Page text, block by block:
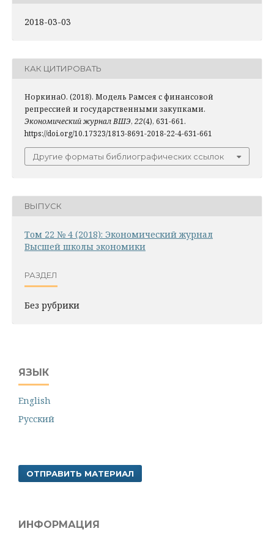
2018-03-03
КАК ЦИТИРОВАТЬ
НоркинаО. (2018). Модель Рамсея с финансовой
репрессией и государственными закупками.
Экономический журнал ВШЭ, 22(4), 631-661.
https://doi.org/10.17323/1813-8691-2018-22-4-631-661
Другие форматы библиографических ссылок
ВЫПУСК
Том 22 № 4 (2018): Экономический журнал
Высшей школы экономики
РАЗДЕЛ
Без рубрики
ЯЗЫК
English
Русский
ОТПРАВИТЬ МАТЕРИАЛ
ИНФОРМАЦИЯ